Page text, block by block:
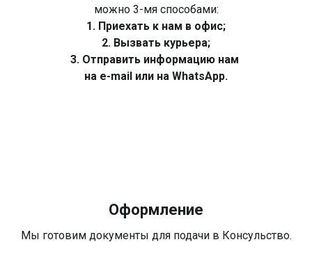
можно 3-мя способами:
1. Приехать к нам в офис;
2. Вызвать курьера;
3. Отправить информацию нам
на e-mail или на WhatsApp.
Оформление
Мы готовим документы для подачи в Консульство.